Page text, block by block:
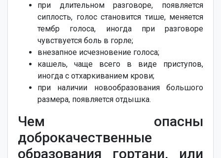
при длительном разговоре, появляется
сиплость, голос становится тише, меняется
тембр голоса, иногда при разговоре
чувствуется боль в горле;
внезапное исчезновение голоса;
кашель, чаще всего в виде приступов,
иногда с отхаркиванием крови;
при наличии новообразования большого
размера, появляется отдышка.
Чем опасны
доброкачественные
образования гортани, или